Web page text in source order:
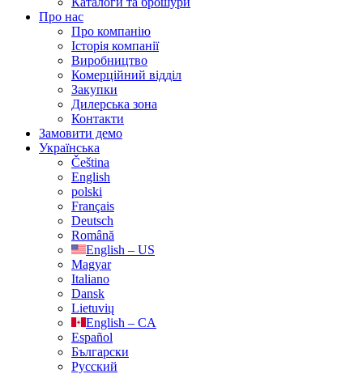
Про нас
Про компанію
Історія компанії
Виробництво
Комерційний відділ
Закупки
Дилерська зона
Контакти
Замовити демо
Українська
Čeština
English
polski
Français
Deutsch
Română
English – US
Magyar
Italiano
Dansk
Lietuvių
English – CA
Español
Български
Русский